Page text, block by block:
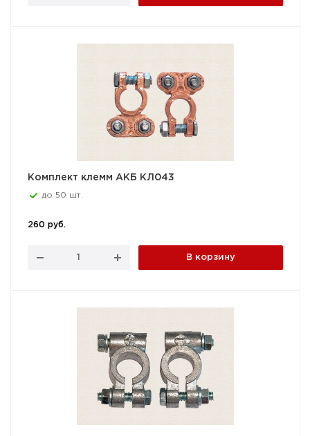
Комплект клемм АКБ КЛ043
до 50 шт.
260 руб.
В корзину